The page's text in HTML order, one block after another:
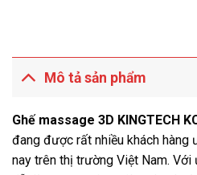
Mô tả sản phẩm
Ghế massage 3D KINGTECH
đang được rất nhiều khách hàng
nay trên thị trường Việt Nam.